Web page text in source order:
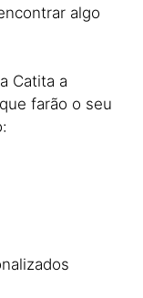
algo
Catita a
farão o seu